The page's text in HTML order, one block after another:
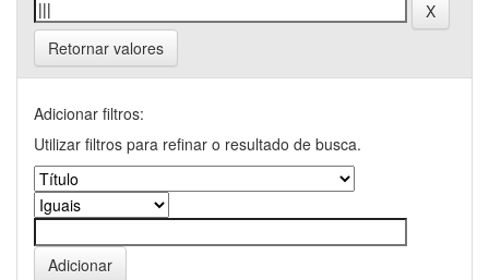
Retornar valores
Adicionar filtros:
Utilizar filtros para refinar o resultado de busca.